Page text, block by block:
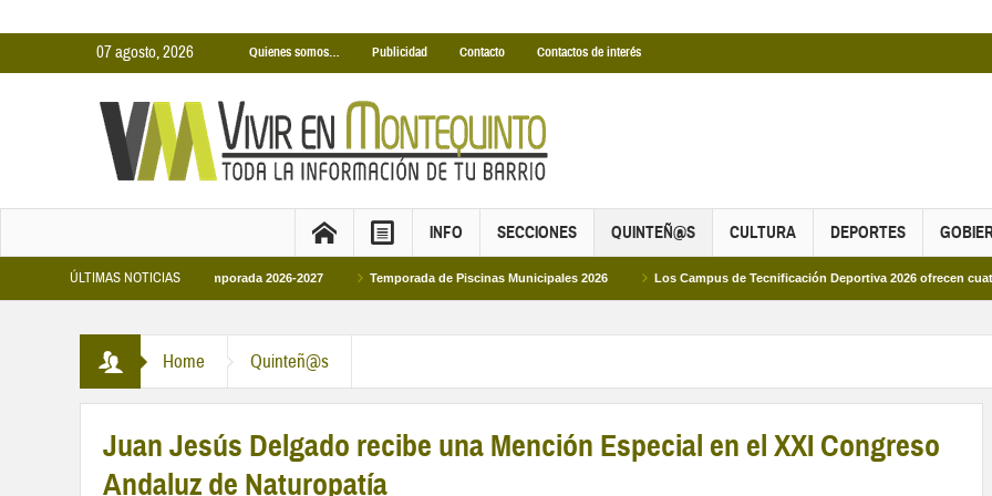
07 agosto, 2026 Quienes somos… Publicidad Contacto Contactos de interés
INFO SECCIONES QUINTEÑ@S CULTURA DEPORTES
ÚLTIMAS NOTICIAS
Cubiertas Municipales temporada 2026-2027 Temporada de Piscinas Municipales 2026 Los Campus de Tecnificación Deportiva 2026 ofrecen cuatro
Home Quinteñ@s
Juan Jesús Delgado recibe una Mención Especial en el XXI Congreso
Andaluz de Naturopatía